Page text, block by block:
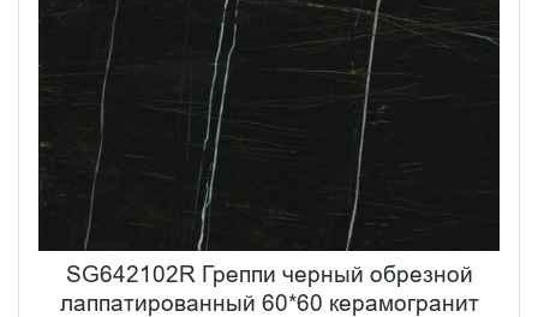
SG642102R Греппи черный обрезной
лаппатированный 60*60 керамогранит